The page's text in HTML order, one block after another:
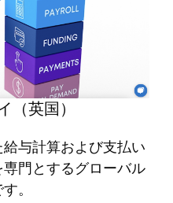
（英国）
給与計算および支払い
門とするグローバル
。